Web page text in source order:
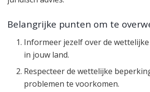
Belangrijke punten om te
Informeer jezelf over de
in jouw land.
Respecteer de wettelijke
problemen te voorkomen.